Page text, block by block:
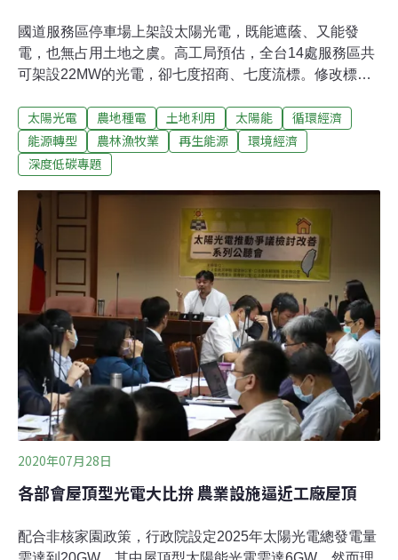
國道服務區停車場上架設太陽光電，既能遮蔭、又能發
電，也無占用土地之虞。高工局預估，全台14處服務區共
可架設22MW的光電，卻七度招商、七度流標。修改標案
召開光電公聽會，以了解各部會裝設太陽光電的困難。交
通部預估，國道服務區停車場可架設22MW、高鐵與台鐵
場站可裝置11.4MW，遊憩用地可架設0.34MW。交通部至
今共完成7.6MW，國道服務區停車場光電則是直接掛零。
高工局說明，14處國道服務區分為北、中、南三個標案，
21日第八度流標，實際已經流標24次。外傳標案霸王條款
太多，高工局喊無辜，受訪時解釋，由於要架設在停車場
上，並保留路面養護、工程車進出，所以要求光電架設須
淨高5.1公尺、拉高成本之故。高公局表示，已洽商經濟部
研議放寬招標條件，無論是回饋金或架設年限，都是最寬
鬆的標準。八次流標，問題出在哪？太陽光電產業協會祕
書長姜暭先指出，限
太陽光電 農地種電 土地利用 太陽能
循環經濟
能源轉型
農林漁牧業 再生能源
環境經濟
深度低碳專題
2020年07月28日
各部會屋頂型光電大比拚 農業設施逼近工廠屋頂
配合非核家園政策，行政院設定2025年太陽光電總發電量